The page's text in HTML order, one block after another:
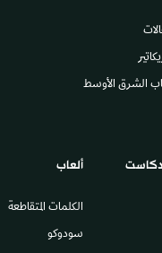
الشرق الأوسط
ألعاب
الكلمات المتقاطعة
سودوكو